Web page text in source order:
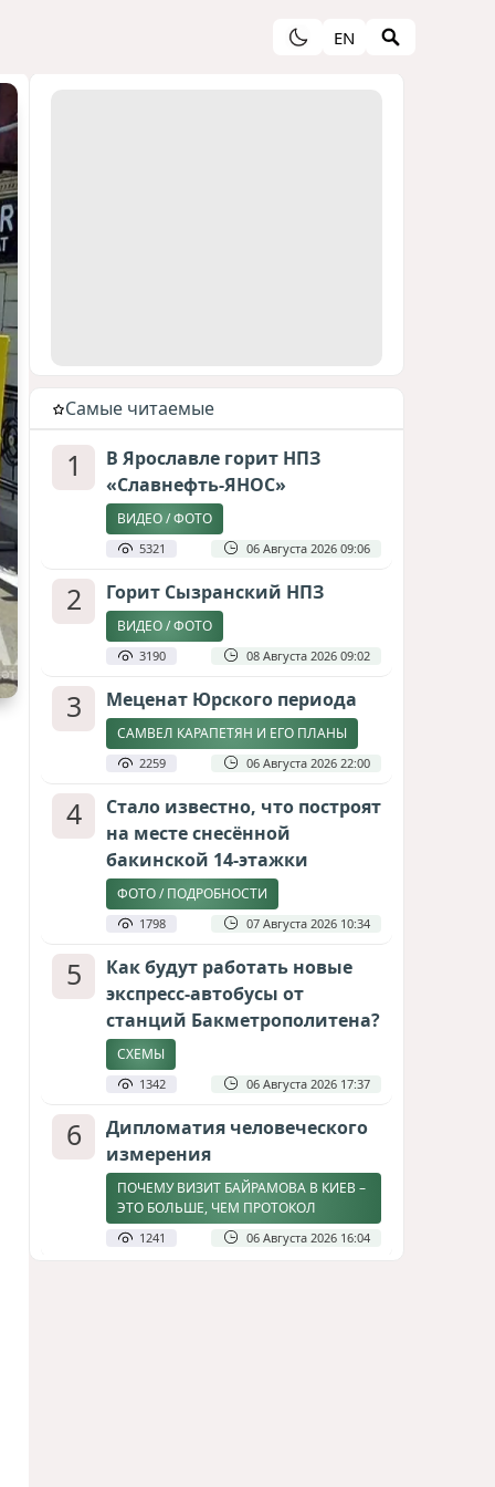
EN
Cамые читаемые
1
В Ярославле горит НПЗ
«Славнефть-ЯНОС»
ВИДЕО / ФОТО
5321 06 Августа 2026 09:06
2 Горит Сызранский НПЗ
ВИДЕО / ФОТО
3190 08 Августа 2026 09:02
3 Меценат Юрского периода
САМВЕЛ КАРАПЕТЯН И ЕГО ПЛАНЫ
2259 06 Августа 2026 22:00
4
Стало известно, что построят
на месте снесённой
бакинской 14-этажки
ФОТО / ПОДРОБНОСТИ
1798 07 Августа 2026 10:34
5
Как будут работать новые
экспресс-автобусы от
станций Бакметрополитена?
СХЕМЫ
1342 06 Августа 2026 17:37
6
Дипломатия человеческого
измерения
ПОЧЕМУ ВИЗИТ БАЙРАМОВА В КИЕВ –
ЭТО БОЛЬШЕ, ЧЕМ ПРОТОКОЛ
1241 06 Августа 2026 16:04